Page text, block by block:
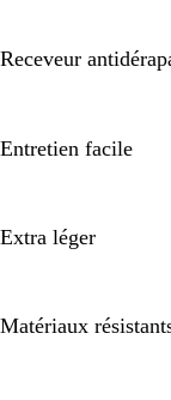
Receveur
Entretien facile
Extra léger
Matériaux